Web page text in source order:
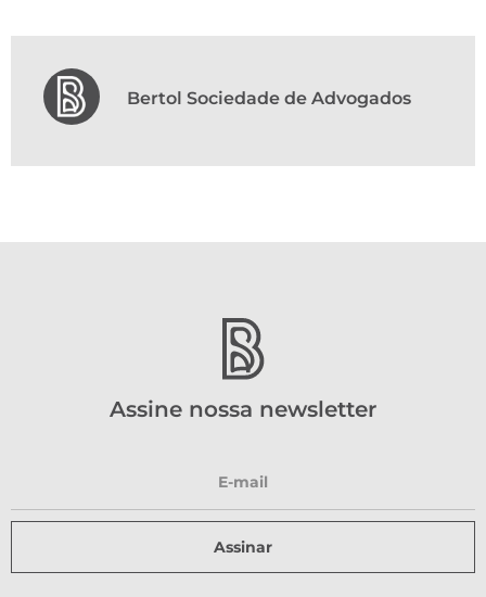
Bertol Sociedade de Advogados
Assine nossa newsletter
Assinar